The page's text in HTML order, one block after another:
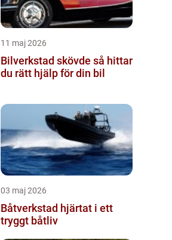
11 maj 2026
Bilverkstad skövde så hittar
du rätt hjälp för din bil
03 maj 2026
Båtverkstad hjärtat i ett
tryggt båtliv